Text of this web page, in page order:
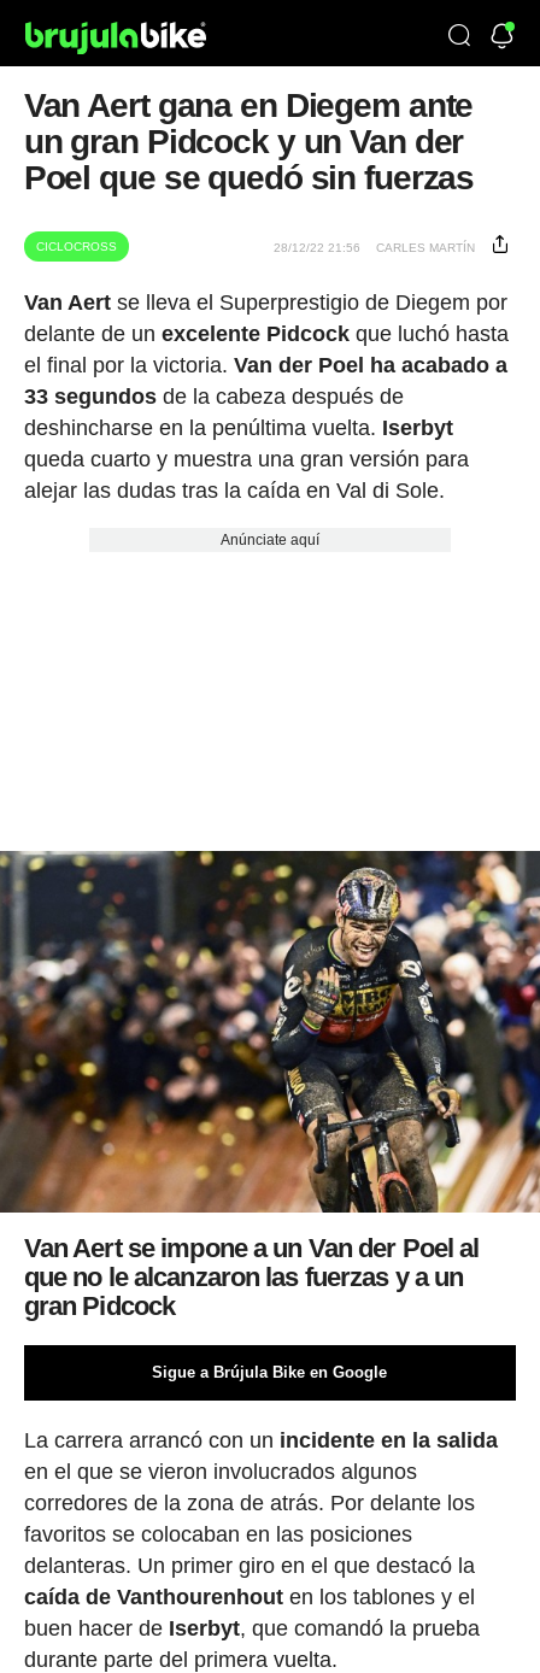
Van Aert gana en Diegem ante
un gran Pidcock y un Van der
Poel que se quedó sin fuerzas
CICLOCROSS 28/12/22 21:56 CARLES MARTÍN
Van Aertse lleva el Superprestigio de Diegem por
delante de un excelente Pidcockque luchó hasta
el final por la victoria. Van der Poel ha acabado a
33 segundosde la cabeza después de
deshincharse en la penúltima vuelta. Iserbyt
queda cuarto y muestra una gran versión para
alejar las dudas tras la caída en Val di Sole.
Anúnciate aquí
Van Aert se impone a un Van der Poel al
que no le alcanzaron las fuerzas y a un
gran Pidcock
Sigue a Brújula Bike en Google
La carrera arrancó con un incidente en la salida
en el que se vieron involucrados algunos
corredores de la zona de atrás. Por delante los
favoritos se colocaban en las posiciones
delanteras. Un primer giro en el que destacó la
caída de Vanthourenhouten los tablones y el
buen hacer de Iserbyt, que comandó la prueba
durante parte del primera vuelta.